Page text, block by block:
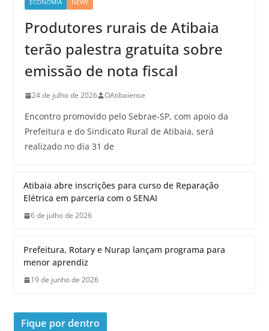
ECONOMIA NEWS
Produtores rurais de Atibaia
terão palestra gratuita sobre
emissão de nota fiscal
24 de julho de 2026 OAtibaiense
Encontro promovido pelo Sebrae-SP, com apoio da
Prefeitura e do Sindicato Rural de Atibaia, será
realizado no dia 31 de
Atibaia abre inscrições para curso de Reparação
Elétrica em parceria com o SENAI
6 de julho de 2026
Prefeitura, Rotary e Nurap lançam programa para
menor aprendiz
19 de junho de 2026
Fique por dentro